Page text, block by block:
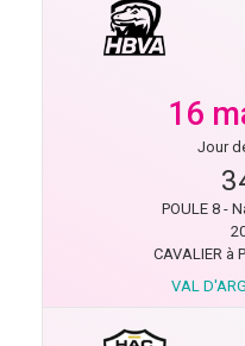
16
Jour
POULE 8 -
CAVALIER à
VAL